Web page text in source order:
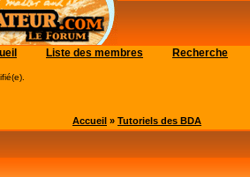
Liste des membres Recherche
Accueil » Tutoriels des BDA